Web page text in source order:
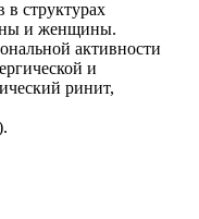
в структурах
и женщины.
активности
и
ринит,